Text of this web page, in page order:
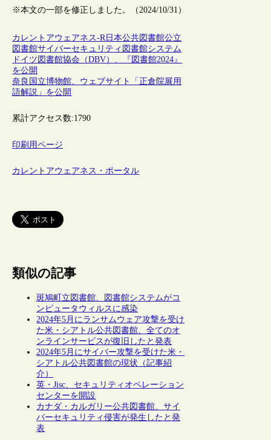
※本文の一部を修正しました。（2024/10/31）
カレントアウェアネス-R日本公共図書館公立
図書館サイバーセキュリティ 図書館システム
ドイツ図書館協会（DBV）、『図書館2024』
を公開
奈良国立博物館、ウェブサイト「正倉院展用
語解説」を公開
累計アクセス数:1790
印刷用ページ
カレントアウェアネス・ポータル
類似の記事
斑鳩町立図書館、図書館システムがコ
ンピュータウィルスに感染
2024年5月にランサムウェア攻撃を受け
た米・シアトル公共図書館、全てのオ
ンラインサービスが復旧したと発表
2024年5月にサイバー攻撃を受けた米・
シアトル公共図書館の現状（記事紹
介）
英・Jisc、セキュリティオペレーション
センターを開設
カナダ・カルガリー公共図書館、サイ
バーセキュリティ侵害が発生したと発
表